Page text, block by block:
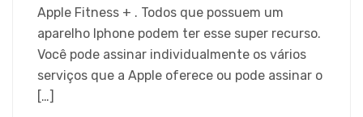
Apple Fitness + . Todos que possuem um
aparelho Iphone podem ter esse super recurso.
Você pode assinar individualmente os vários
serviços que a Apple oferece ou pode assinar o
[…]